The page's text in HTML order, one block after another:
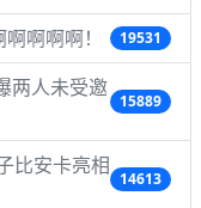
啊啊啊！ 19531
两人未受邀
15889
比安卡亮相
14613